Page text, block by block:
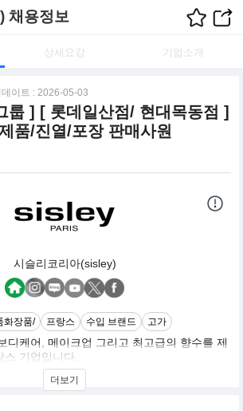
채용정보
상세요강 기업소개
이트 : 2026-05-03
룹 ] [ 롯데일산점/ 현대목동점 ]
품/진열/포장 판매사원
시슬리코리아(sisley)
화장품/ 프랑스 수입 브랜드 고가
디케어, 메이크업 그리고 최고급의 향수를 제
기업입니다.
족은 3 대에 걸쳐 화장품을 전문적으로 개발하
더보기